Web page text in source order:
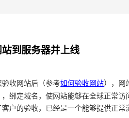
到服务器并上线
收网站后（参考如何验收网站），网
，绑定域名，使网站能够在全球正常
客户的验收，已经是一个能够提供正常